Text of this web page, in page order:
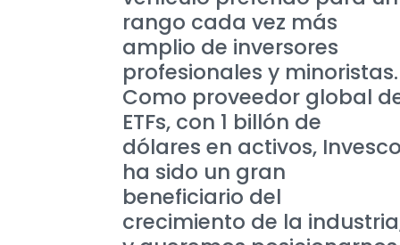
rango cada vez más
amplio de inversores
profesionales y minoristas.
Como proveedor global
ETFs, con 1 billón de
dólares en activos,
ha sido un gran
beneficiario del
crecimiento de la